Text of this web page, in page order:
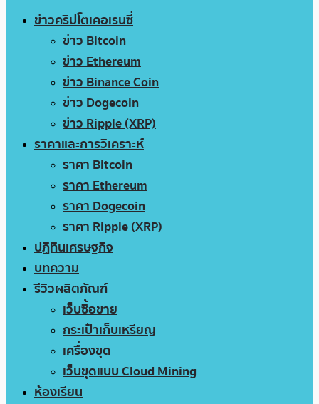
ข่าวคริปโตเคอเรนซี่
ข่าว Bitcoin
ข่าว Ethereum
ข่าว Binance Coin
ข่าว Dogecoin
ข่าว Ripple (XRP)
ราคาและการวิเคราะห์
ราคา Bitcoin
ราคา Ethereum
ราคา Dogecoin
ราคา Ripple (XRP)
ปฏิทินเศรษฐกิจ
บทความ
รีวิวผลิตภัณฑ์
เว็บซื้อขาย
กระเป๋าเก็บเหรียญ
เครื่องขุด
เว็บขุดแบบ Cloud Mining
ห้องเรียน